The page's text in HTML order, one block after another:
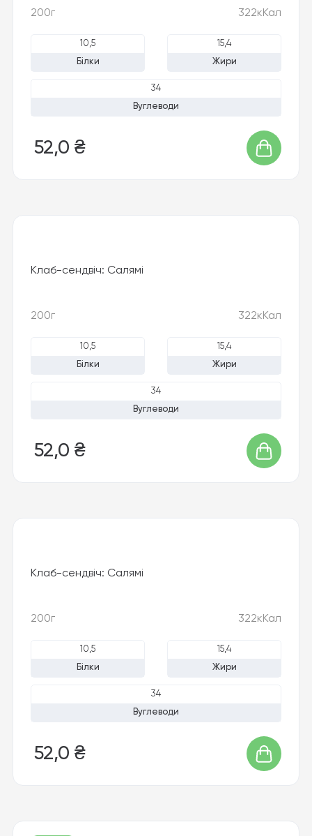
200г 322кКал
10,5
Білки
15,4
Жири
34
Вуглеводи
52,0 ₴
Клаб-сендвіч: Салямі
200г 322кКал
10,5
Білки
15,4
Жири
34
Вуглеводи
52,0 ₴
Клаб-сендвіч: Салямі
200г 322кКал
10,5
Білки
15,4
Жири
34
Вуглеводи
52,0 ₴